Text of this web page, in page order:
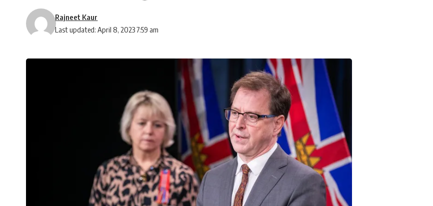
Last updated: April 8, 2023 7:59 am
Rajneet Kaur